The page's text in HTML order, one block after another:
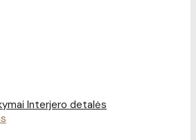
Interjero detalės